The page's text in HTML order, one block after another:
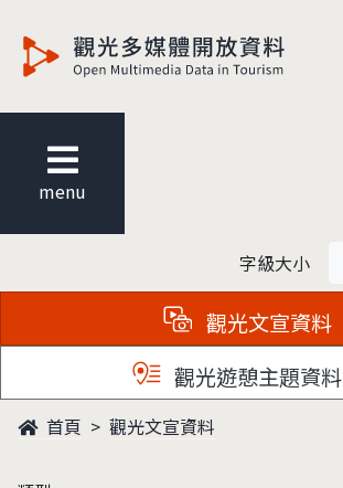
menu
字級大小
觀光文宣資料
觀光遊憩主題資
首頁 觀光文宣資料